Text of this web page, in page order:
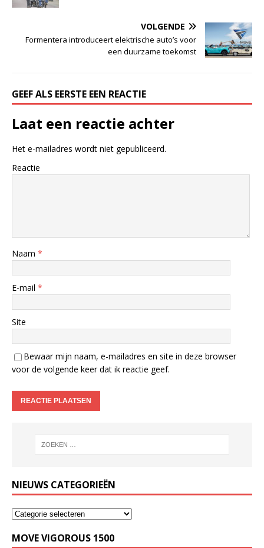
VOLGENDE
Formentera introduceert elektrische auto’s voor
een duurzame toekomst
GEEF ALS EERSTE EEN REACTIE
Laat een reactie achter
Het e-mailadres wordt niet gepubliceerd.
Reactie
Naam *
E-mail *
Site
Bewaar mijn naam, e-mailadres en site in deze browser
voor de volgende keer dat ik reactie geef.
NIEUWS CATEGORIEËN
MOVE VIGOROUS 1500